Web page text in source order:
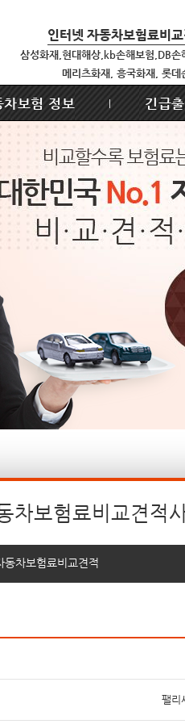
인터넷 자동차보험료비
삼성화재,현대해상,kb손해보험,DB손
메리츠화재, 흥국화재, 롯데
차보험 정보 긴급
차보험료비교견적
차보험료비교견적
팰